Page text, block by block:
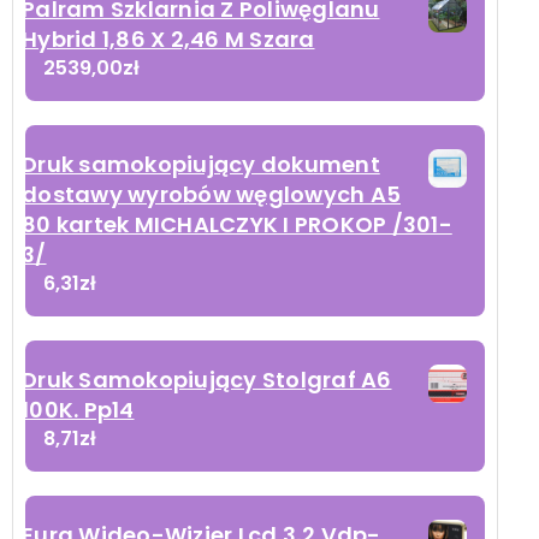
Palram Szklarnia Z Poliwęglanu
Hybrid 1,86 X 2,46 M Szara
2539,00zł
Druk samokopiujący dokument
dostawy wyrobów węglowych A5
80 kartek MICHALCZYK I PROKOP /301-
3/
6,31zł
Druk Samokopiujący Stolgraf A6
100K. Pp14
8,71zł